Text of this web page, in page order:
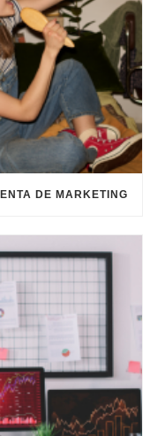
DE MARKETING